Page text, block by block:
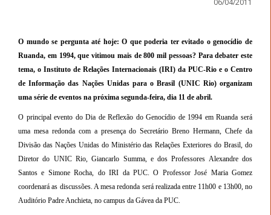
O mundo se pergunta até hoje: O que poderia ter evitado o genocídio de
Ruanda, em 1994, que vitimou mais de 800 mil pessoas? Para debater este
tema, o Instituto de Relações Internacionais (IRI) da PUC-Rio e o Centro
de Informação das Nações Unidas para o Brasil (UNIC Rio) organizam
uma série de eventos na próxima segunda-feira, dia 11 de abril.
O principal evento do Dia de Reflexão do Genocídio de 1994 em Ruanda será
uma mesa redonda com a presença do Secretário Breno Hermann, Chefe da
Divisão das Nações Unidas do Ministério das Relações Exteriores do Brasil, do
Diretor do UNIC Rio, Giancarlo Summa, e dos Professores Alexandre dos
Santos e Simone Rocha, do IRI da PUC. O Professor José Maria Gomez
coordenará as discussões. A mesa redonda será realizada entre 11h00 e 13h00, no
Auditório Padre Anchieta, no campus da Gávea da PUC.